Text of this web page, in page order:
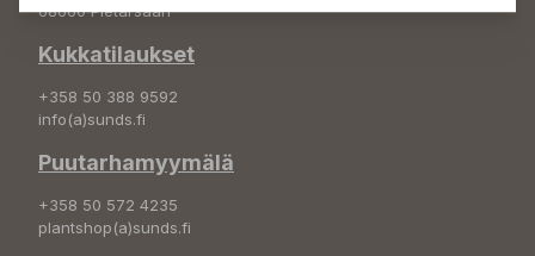
68660 Pietarsaari
Kukkatilaukset
+358 50 388 9592
info(a)sunds.fi
Puutarhamyymälä
+358 50 572 4235
plantshop(a)sunds.fi